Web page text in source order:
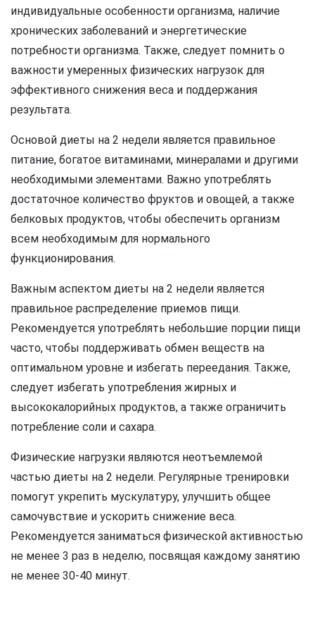
индивидуальные особенности организма, наличие
хронических заболеваний и энергетические
потребности организма. Также, следует помнить о
важности умеренных физических нагрузок для
эффективного снижения веса и поддержания
результата.
Основой диеты на 2 недели является правильное
питание, богатое витаминами, минералами и другими
необходимыми элементами. Важно употреблять
достаточное количество фруктов и овощей, а также
белковых продуктов, чтобы обеспечить организм
всем необходимым для нормального
функционирования.
Важным аспектом диеты на 2 недели является
правильное распределение приемов пищи.
Рекомендуется употреблять небольшие порции пищи
часто, чтобы поддерживать обмен веществ на
оптимальном уровне и избегать переедания. Также,
следует избегать употребления жирных и
высококалорийных продуктов, а также ограничить
потребление соли и сахара.
Физические нагрузки являются неотъемлемой
частью диеты на 2 недели. Регулярные тренировки
помогут укрепить мускулатуру, улучшить общее
самочувствие и ускорить снижение веса.
Рекомендуется заниматься физической активностью
не менее 3 раз в неделю, посвящая каждому занятию
не менее 30-40 минут.